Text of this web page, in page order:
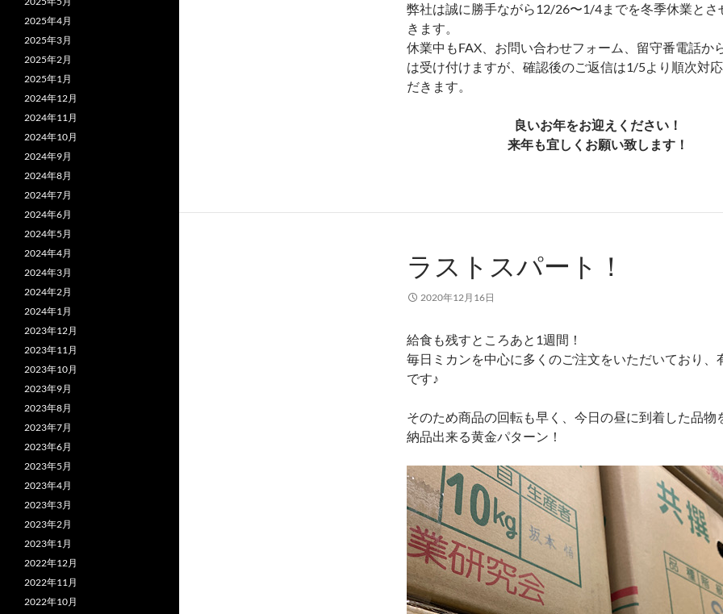
弊社は誠に勝手ながら12/26〜1/4までを冬季休業とさ
きます。
休業中もFAX、お問い合わせフォーム、留守番電話か
は受け付けますが、確認後のご返信は1/5より順次対
だきます。
良いお年をお迎えください！
来年も宜しくお願い致します！
ラストスパート！
2020年12月16日
給食も残すところあと1週間！
毎日ミカンを中心に多くのご注文をいただいており、
です♪
そのため商品の回転も早く、今日の昼に到着した品物
納品出来る黄金パターン！
2025年4月
2025年3月
2025年2月
2025年1月
2024年12月
2024年11月
2024年10月
2024年9月
2024年8月
2024年7月
2024年6月
2024年5月
2024年4月
2024年3月
2024年2月
2024年1月
2023年12月
2023年11月
2023年10月
2023年9月
2023年8月
2023年7月
2023年6月
2023年5月
2023年4月
2023年3月
2023年2月
2023年1月
2022年12月
2022年11月
2022年10月